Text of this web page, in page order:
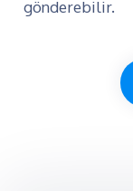
gönderebilir.